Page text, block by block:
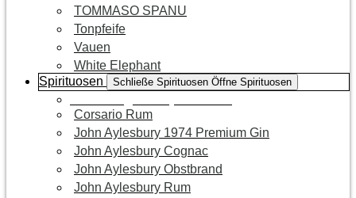
TOMMASO SPANU
Tonpfeife
Vauen
White Elephant
Spirituosen
Schließe Spirituosen Öffne Spirituosen
Corsario Rum
John Aylesbury 1974 Premium Gin
John Aylesbury Cognac
John Aylesbury Obstbrand
John Aylesbury Rum